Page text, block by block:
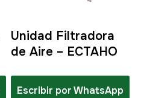
Unidad Filtradora
de Aire – ECTAHO
Escribir por WhatsApp